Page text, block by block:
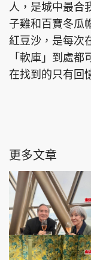
人，是城中最合
子雞和百寶冬瓜
紅豆沙，是每次
「軟庫」到處
在找到的只有回
更多文章